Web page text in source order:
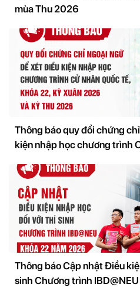
mùa Thu 2026
Thông báo quy đổi chứng
kiện nhập học chương trình Cử
Thông báo Cập nhật Điều
sinh Chương trình